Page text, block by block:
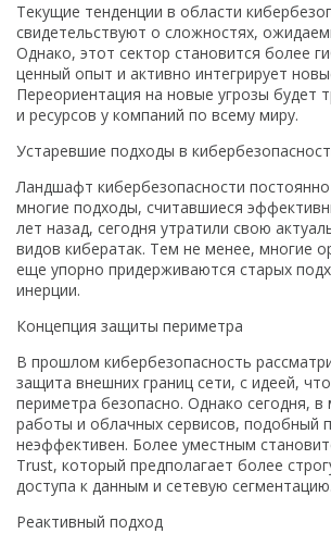
Текущие тенденции в области
свидетельствуют о сложностях,
Однако, этот сектор становится более
ценный опыт и активно интегрирует
Переориентация на новые угрозы будет
и ресурсов у компаний по всему миру.
Устаревшие подходы в
Ландшафт кибербезопасности
многие подходы, считавшиеся
лет назад, сегодня утратили свою
видов кибератак. Тем не менее, многие
еще упорно придерживаются старых
инерции.
Концепция защиты периметра
В прошлом кибербезопасность
защита внешних границ сети, с идеей,
периметра безопасно. Однако сегодня, в
работы и облачных сервисов, подобный
неэффективен. Более уместным
Trust, который предполагает более
доступа к данным и сетевую сегментацию.
Реактивный подход